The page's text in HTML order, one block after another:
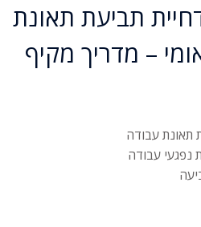
תביעת תאונת
– מדריך מקיף
תאונת עבודה
נפגעי עבודה